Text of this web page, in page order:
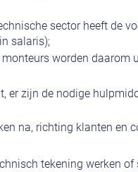
sector heeft de
salaris);
monteurs worden daarom
er zijn de nodige
na, richting klanten en
tekening werken